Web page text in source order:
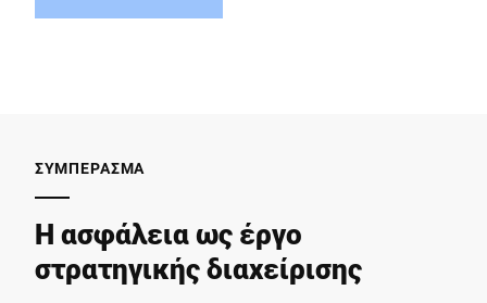
ΣΥΜΠΈΡΑΣΜΑ
Η ασφάλεια ως έργο
στρατηγικής διαχείρισης